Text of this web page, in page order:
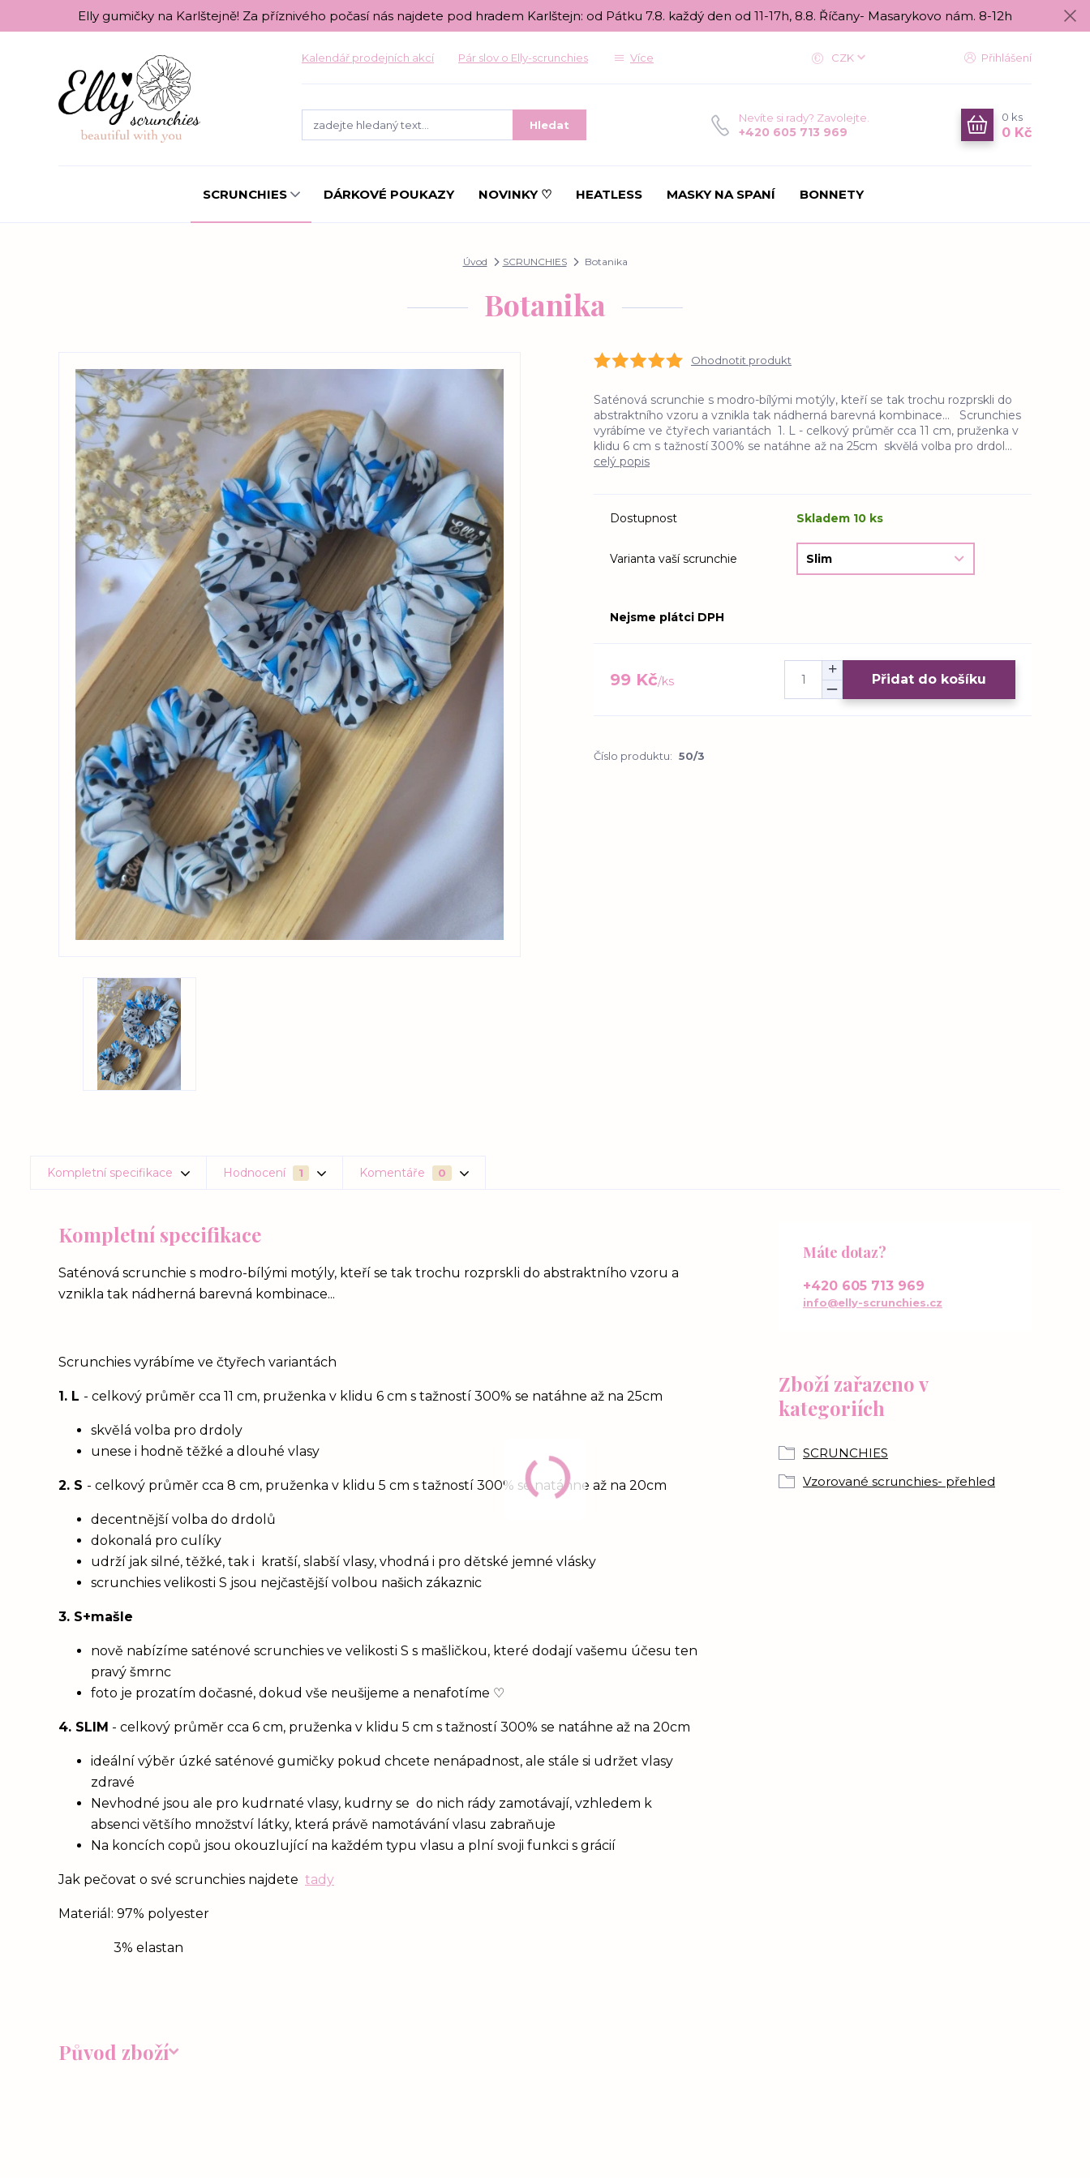
Elly gumičky na Karlštejně! Za příznivého počasí nás najdete pod hradem Karlštejn: od Pátku 7.8. každý den od 11-17h, 8.8. Říčany- Masarykovo nám. 8-12h
Kalendář prodejních akcí Pár slov o Elly-scrunchies Více CZK Přihlášení
Hledat
Nevíte si rady? Zavolejte.
+420 605 713 969
0 ks
0 Kč
SCRUNCHIES DÁRKOVÉ POUKAZY NOVINKY ♡ HEATLESS MASKY NA SPANÍ BONNETY
Úvod SCRUNCHIES Botanika
Botanika
Ohodnotit produkt
Saténová scrunchie s modro-bílými motýly, kteří se tak trochu rozprskli do
abstraktního vzoru a vznikla tak nádherná barevná kombinace... Scrunchies
vyrábíme ve čtyřech variantách 1. L - celkový průměr cca 11 cm, pruženka v
klidu 6 cm s tažností 300% se natáhne až na 25cm skvělá volba pro drdol...
celý popis
Dostupnost Skladem 10 ks
Varianta vaší scrunchie
Nejsme plátci DPH
99 Kč/ks Přidat do košíku
Číslo produktu: 50/3
Kompletní specifikace Hodnocení 1 Komentáře 0
Kompletní specifikace
Saténová scrunchie s modro-bílými motýly, kteří se tak trochu rozprskli do abstraktního vzoru a
vznikla tak nádherná barevná kombinace...
Scrunchies vyrábíme ve čtyřech variantách
1. L - celkový průměr cca 11 cm, pruženka v klidu 6 cm s tažností 300% se natáhne až na 25cm
skvělá volba pro drdoly
unese i hodně těžké a dlouhé vlasy
2. S - celkový průměr cca 8 cm, pruženka v klidu 5 cm s tažností 300% se natáhne až na 20cm
decentnější volba do drdolů
dokonalá pro culíky
udrží jak silné, těžké, tak i kratší, slabší vlasy, vhodná i pro dětské jemné vlásky
scrunchies velikosti S jsou nejčastější volbou našich zákaznic
3. S+mašle
nově nabízíme saténové scrunchies ve velikosti S s mašličkou, které dodají vašemu účesu ten
pravý šmrnc
foto je prozatím dočasné, dokud vše neušijeme a nenafotíme ♡
4. SLIM - celkový průměr cca 6 cm, pruženka v klidu 5 cm s tažností 300% se natáhne až na 20cm
ideální výběr úzké saténové gumičky pokud chcete nenápadnost, ale stále si udržet vlasy
zdravé
Nevhodné jsou ale pro kudrnaté vlasy, kudrny se do nich rády zamotávají, vzhledem k
absenci většího množství látky, která právě namotávání vlasu zabraňuje
Na koncích copů jsou okouzlující na každém typu vlasu a plní svoji funkci s grácií
Jak pečovat o své scrunchies najdete tady
Materiál: 97% polyester
3% elastan
Původ zboží
Zboží zařazeno v
kategoriích
SCRUNCHIES
Vzorované scrunchies- přehled
Máte dotaz?
+420 605 713 969
info@elly-scrunchies.cz